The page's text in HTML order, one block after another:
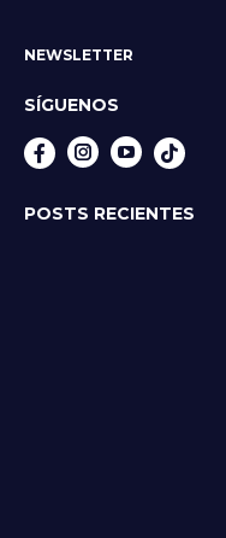
NEWSLETTER
SÍGUENOS
InstagramYouTube
POSTS RECIENTES